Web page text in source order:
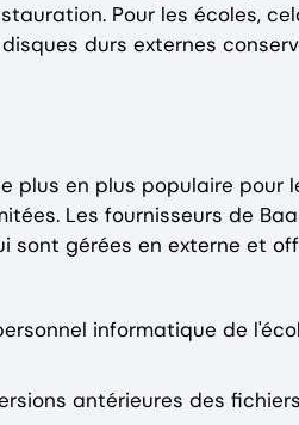
Pour les écoles,
durs externes
plus en plus populaire pour
Les fournisseurs de
sont gérées en externe et
informatique de
antérieures des fichiers